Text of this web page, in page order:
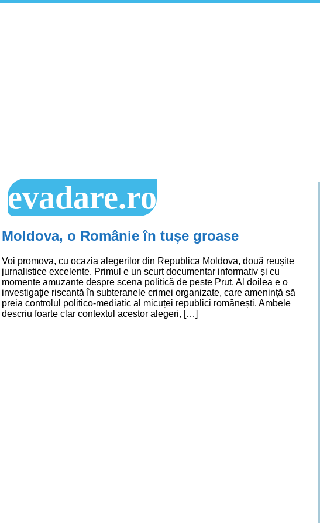
evadare.ro
Moldova, o Românie în tușe groase
Voi promova, cu ocazia alegerilor din Republica Moldova, două reușite
jurnalistice excelente. Primul e un scurt documentar informativ și cu
momente amuzante despre scena politică de peste Prut. Al doilea e o
investigație riscantă în subteranele crimei organizate, care amenință să
preia controlul politico-mediatic al micuței republici românești. Ambele
descriu foarte clar contextul acestor alegeri, […]